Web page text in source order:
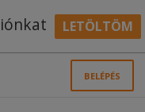
LETÖLTÖM
BELÉPÉS